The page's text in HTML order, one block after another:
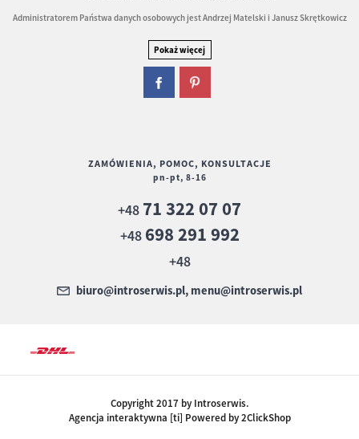
Administratorem Państwa danych osobowych jest Andrzej Matelski i Janusz Skrętkowicz
ZAMÓWIENIA, POMOC, KONSULTACJE
pn-pt, 8-16
+48 71 322 07 07
+48 698 291 992
+48
biuro@introserwis.pl, menu@introserwis.pl
Copyright 2017 by Introserwis.
Agencja interaktywna [ti] Powered by 2ClickShop